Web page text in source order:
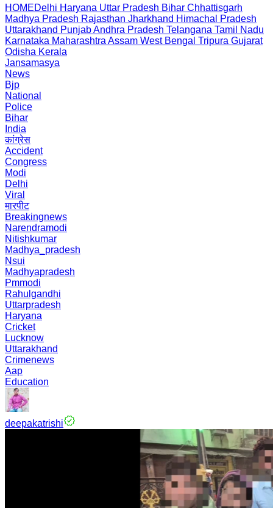
HOMEDelhi Haryana Uttar Pradesh Bihar Chhattisgarh
Madhya Pradesh Rajasthan Jharkhand Himachal Pradesh
Uttarakhand PunjabAndhra Pradesh Telangana Tamil Nadu
Karnataka Maharashtra Assam West Bengal Tripura Gujarat
Odisha Kerala
Jansamasya
News
Bjp
National
Police
Bihar
India
कांग्रेस
Accident
Congress
Modi
Delhi
Viral
मारपीट
Breakingnews
Narendramodi
Nitishkumar
Madhya_pradesh
Nsui
Madhyapradesh
Pmmodi
Rahulgandhi
Uttarpradesh
Haryana
Cricket
Lucknow
Uttarakhand
Crimenews
Aap
Education
deepakatrishi